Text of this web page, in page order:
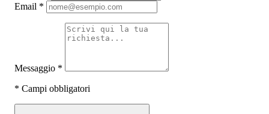
Email *
Messaggio *
* Campi obbligatori